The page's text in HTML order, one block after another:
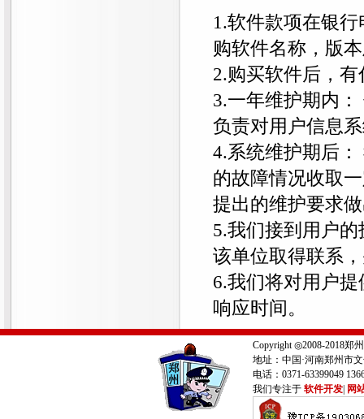
1.软件款项在银
购软件名称，版
2.购买软件后，
3.一年维护期内
负责对用户信息
4.系统维护期后
的故障情况收取
提出的维护要求
5.我们接到用户
该单位取得联系
6.我们将对用户
响应时间。
Copyright ◎2008-2018郑
地址：中国·河南郑州市
电话：0371-63399049
我们专注于 软件开发 网